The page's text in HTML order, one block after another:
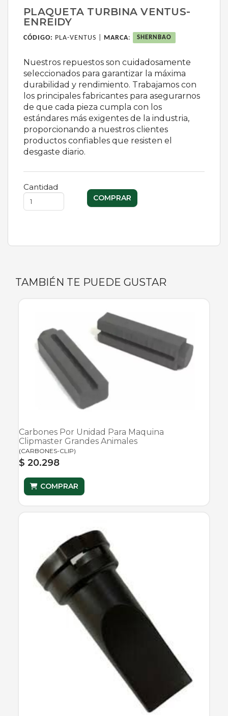
PLAQUETA TURBINA VENTUS-
ENREIDY
CÓDIGO: PLA-VENTUS | MARCA: SHERNBAO
Nuestros repuestos son cuidadosamente
seleccionados para garantizar la máxima
durabilidad y rendimiento. Trabajamos con
los principales fabricantes para asegurarnos
de que cada pieza cumpla con los
estándares más exigentes de la industria,
proporcionando a nuestros clientes
productos confiables que resisten el
desgaste diario.
Cantidad
TAMBIÉN TE PUEDE GUSTAR
Carbones Por Unidad Para Maquina
Clipmaster Grandes Animales
(CARBONES-CLIP)
$ 20.298
COMPRAR